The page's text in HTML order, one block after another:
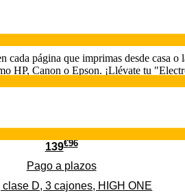
139€96
Pago a plazos
D, 3 cajones, HIGH ONE
cada página que imprimas desde casa
HP, Canon o Epson. ¡Llévate tu